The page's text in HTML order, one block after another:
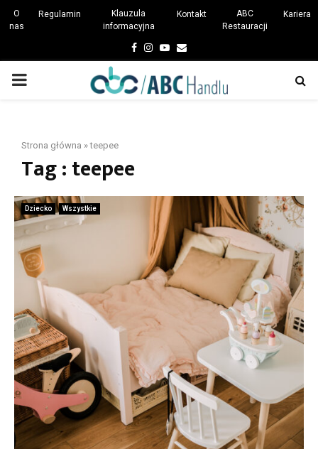
O
nas
Regulamin
Klauzula
informacyjna
Kontakt
ABC
Restauracji
Kariera
Facebook
Instagram
Youtube
Email
PRIMARY
Strona główna »teepee
Tag : teepee
Dziecko Wszystkie